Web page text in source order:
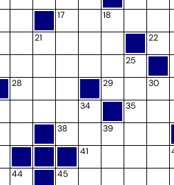
17 18
21 22
25
28 29 30
34 35
38 39
41
44 45